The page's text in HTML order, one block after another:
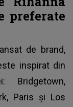
preferate
de brand,
inspirat din
Bridgetown,
Paris și Los